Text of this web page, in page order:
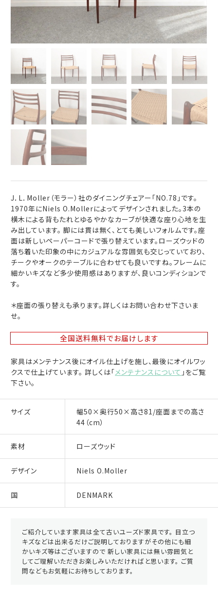
J．L．Moller（モラー）社のダイニングチェアー「NO.78」です。
1970年にNiels O.Mollerによってデザインされました。3本の
横木による背もたれとゆるやかなカーブが快適な座り心地を生
み出しています。 脚には貫は無く、とても美しいフォルムです。座
面は新しいペーパーコードで張り替えています。ローズウッドの
落ち着いた印象の中にカジュアルな雰囲気も交じっていており、
チークやオークのテーブルに合わせても良いですね。フレームに
細かいキズなど多少使用感はありますが、良いコンディションで
す。
＊座面の張り替えも承ります。詳しくはお問い合わせ下さいま
せ。
全国送料無料でお届けします
家具はメンテナンス後にオイル仕上げを施し、最後にオイルワッ
クスで仕上げています。 詳しくは「メンテナンスについて 」をご覧
下さい。
サイズ
幅50×奥行50×高さ81/座面までの高さ
44（cm）
素材 ローズウッド
デザイン Niels O.Moller
国 DENMARK
ご紹介しています家具は全て古いユーズド家具です。 目立つ
キズなどは出来るだけご説明しておりますがその他にも細
かいキズ等はございますので 新しい家具には無い雰囲気と
してご理解いただきお楽しみいただければと思います。 ご質
問などもお気軽にお待ちしております。